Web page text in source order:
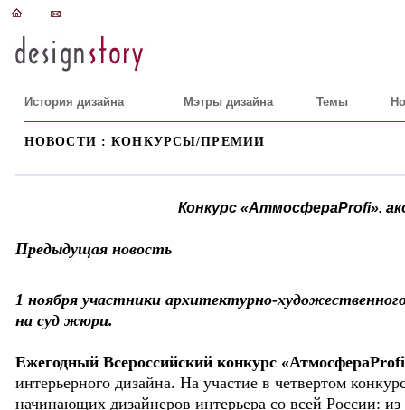
История дизайна Мэтры дизайна Темы
НОВОСТИ : КОНКУРСЫ/ПРЕМИИ
Конкурс «АтмосфераProfi».
Предыдущая новость
1 ноября участники архитектурно-
на суд жюри.
Ежегодный Всероссийский конкурс
интерьерного дизайна. На участие в четвертом
начинающих дизайнеров интерьера со всей России: